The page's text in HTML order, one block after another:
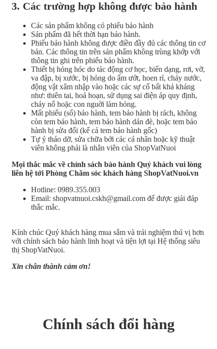
3. Các trường hợp không được bảo hành
Các sản phẩm không có phiếu bảo hành
Sản phẩm đã hết thời hạn bảo hành.
Phiếu bảo hành không được điền đầy đủ các thông tin cơ
bản. Các thông tin trên sản phẩm không trùng khớp với
thông tin ghi trên phiếu bảo hành.
Thiết bị hỏng hóc do tác động cơ học, biến dạng, rơi, vỡ,
va đập, bị xước, bị hỏng do ẩm ướt, hoen rỉ, chảy nước,
động vật xâm nhập vào hoặc các sự cố bất khả kháng
như: thiên tai, hoả hoạn, sử dụng sai điện áp quy định,
cháy nổ hoặc con nguời làm hỏng.
Mất phiếu (sổ) bảo hành, tem bảo hành bị rách, không
còn tem bảo hành, tem bảo hành dán đè, hoặc tem bảo
hành bị sửa đổi (kể cả tem bảo hành gốc)
Tự ý tháo dỡ, sửa chữa bởi các cá nhân hoặc kỹ thuật
viên không phải là nhân viên của ShopVatNuoi
Mọi thắc mắc về chính sách bảo hành Quý khách vui lòng
liên hệ tới Phòng Chăm sóc khách hàng ShopVatNuoi.vn
Hotline: 0989.355.003
Email: shopvatnuoi.cskh@gmail.com để được giải đáp
thắc mắc.
Kính chúc Quý khách hàng mua sắm và trải nghiệm thú vị hơn
với chính sách bảo hành linh hoạt và tiện lợi tại Hệ thống siêu
thị ShopVatNuoi.
Xin chân thành cảm ơn!
Chính sách đổi hàng